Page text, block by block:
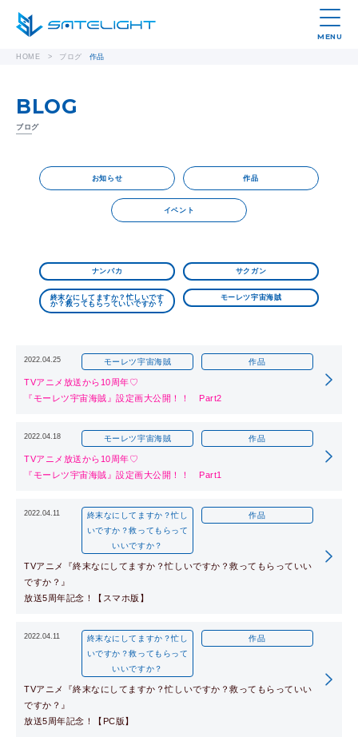
MENU
HOME > ブログ 作品
BLOG
ブログ
お知らせ 作品
イベント
ナンバカ サクガン
終末なにしてますか？忙しいです
か？救ってもらっていいですか？
モーレツ宇宙海賊
2022.04.25 モーレツ宇宙海賊 作品
TVアニメ放送から10周年♡
『モーレツ宇宙海賊』設定画大公開！！ Part2
2022.04.18 モーレツ宇宙海賊 作品
TVアニメ放送から10周年♡
『モーレツ宇宙海賊』設定画大公開！！ Part1
2022.04.11
終末なにしてますか？忙し
いですか？救ってもらって
いいですか？
作品
TVアニメ『終末なにしてますか？忙しいですか？救ってもらっていい
ですか？』
放送5周年記念！【スマホ版】
2022.04.11
終末なにしてますか？忙し
いですか？救ってもらって
いいですか？
作品
TVアニメ『終末なにしてますか？忙しいですか？救ってもらっていい
ですか？』
放送5周年記念！【PC版】